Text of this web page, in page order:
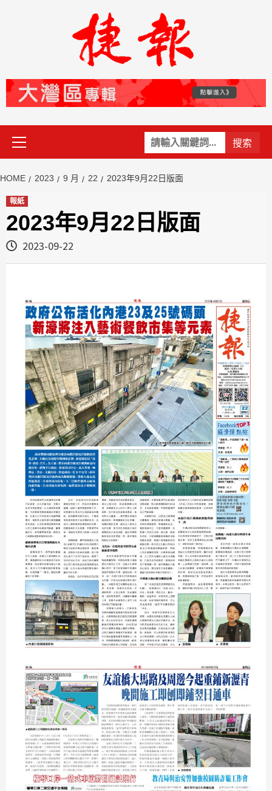
關
鍵
Primary
Menu
HOME 2023 9 月 22 2023年9月22日版面
報紙
2023年9月22日版面
2023-09-22